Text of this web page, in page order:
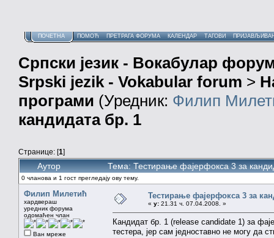
ПОЧЕТНА ПОМОЋ ПРЕТРАГА ФОРУМА КАЛЕНДАР ТАГОВИ
Српски језик - Вокабулар
Srpski jezik - Vokabular forum >
програми (Уредник: Филип
кандидата бр. 1
Странице: [1]
Аутор Тема: Тестирање фајерфокса 3 за
0 чланова и 1 гост прегледају ову тему.
Филип Милетић
хардвераш
уредник форума
одомаћен члан
Ван мреже
Тестирање фајерфокса 3 за
« у: 21.31 ч. 07.04.2008. »
Кандидат бр. 1 (release candidate 1) за
тестера, јер сам једноставно не могу да